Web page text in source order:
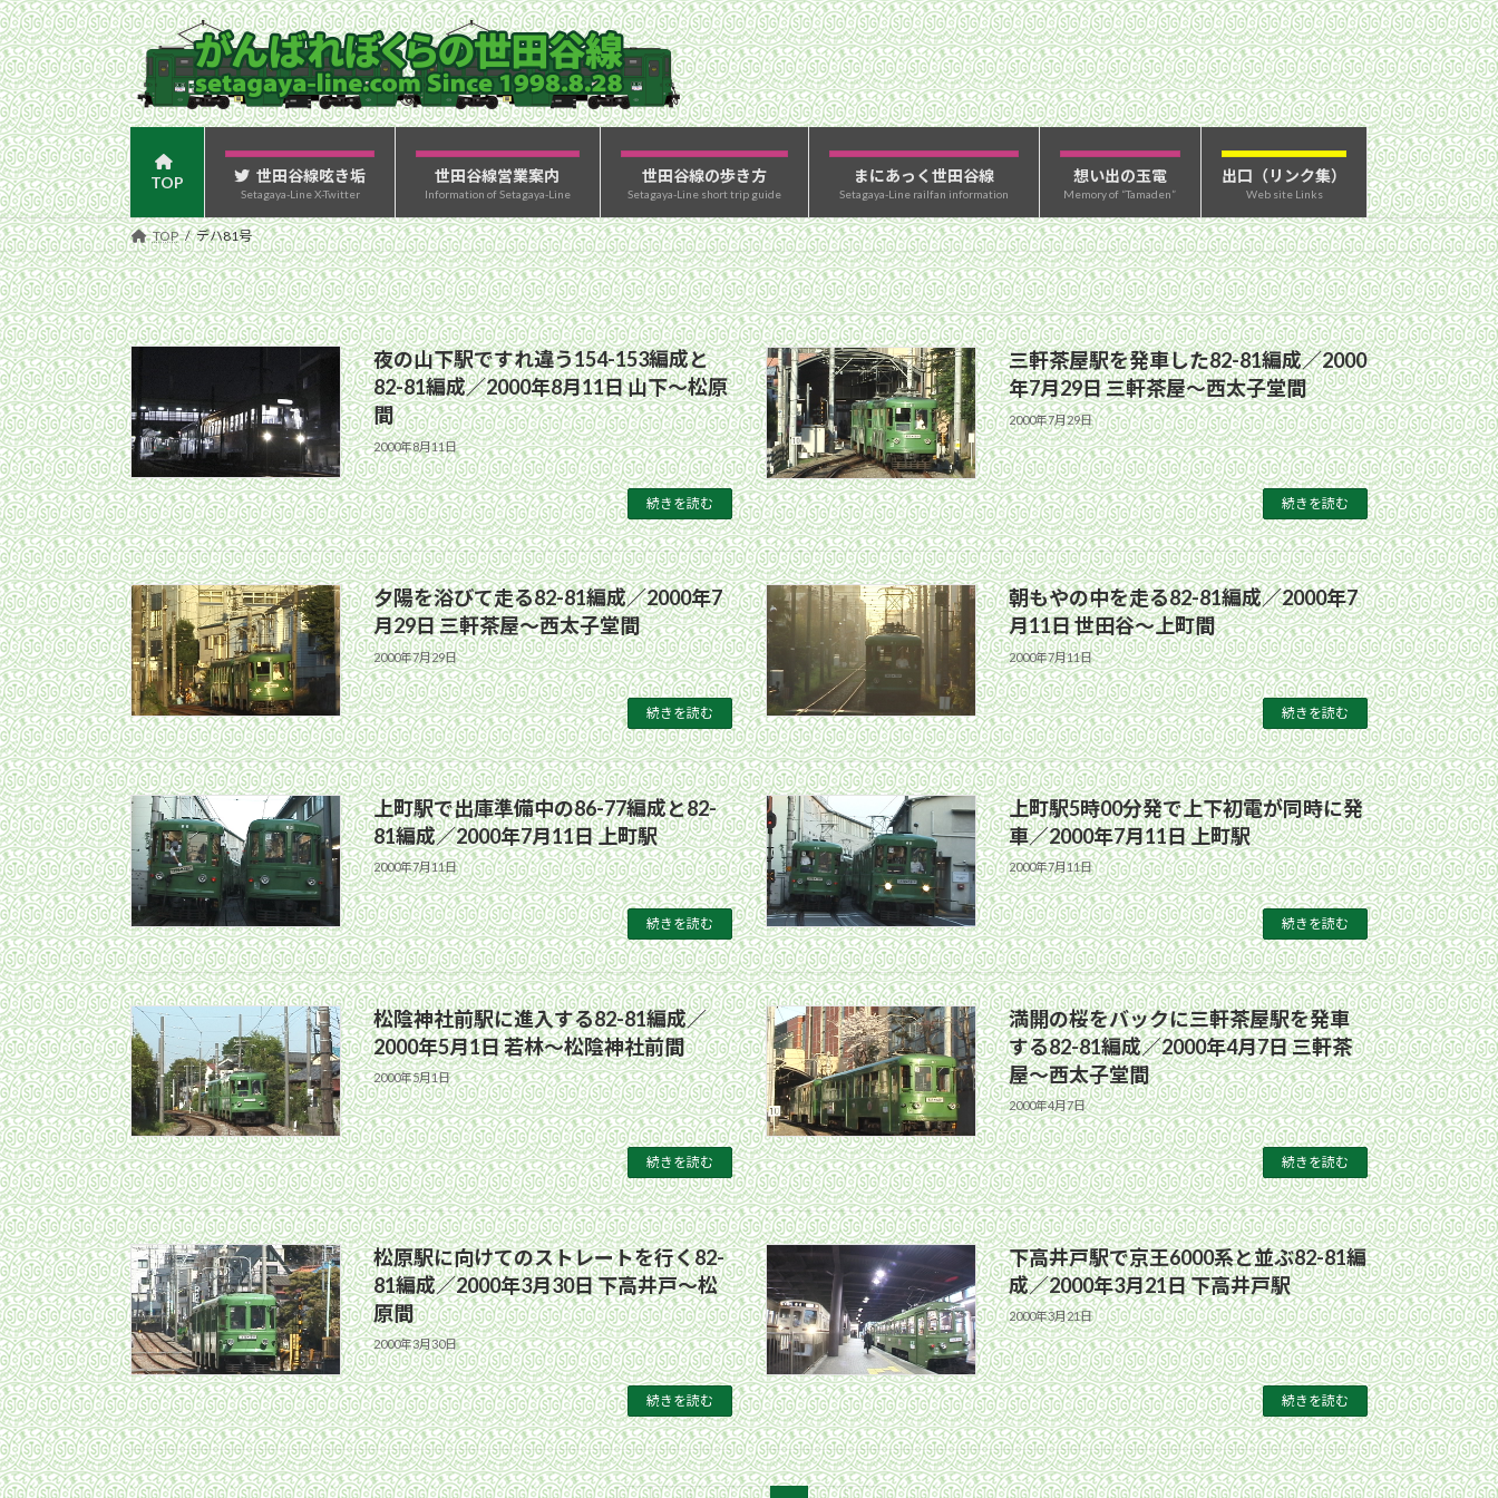
コ
ン
テ
ン
ツ
へ
ス
キ
ッ
プ
ナ
ビ
ゲ
ー
シ
ョ
ン
に
移
動
TOP 世田谷線呟き垢
Setagaya-Line X-Twitter
世田谷線営業案内
Information of Setagaya-Line
世田谷線の歩き方
Setagaya-Line short trip guide
まにあっく世田谷線
Setagaya-Line railfan information
想い出の玉電
Memory of “Tamaden”
出口（リンク集）
Web site Links
TOP デハ81号
夜の山下駅ですれ違う154-153編成と
82-81編成／2000年8月11日 山下〜松原
間
2000年8月11日
続きを読む
三軒茶屋駅を発車した82-81編成／2000
年7月29日 三軒茶屋〜西太子堂間
2000年7月29日
続きを読む
夕陽を浴びて走る82-81編成／2000年7
月29日 三軒茶屋〜西太子堂間
2000年7月29日
続きを読む
朝もやの中を走る82-81編成／2000年7
月11日 世田谷〜上町間
2000年7月11日
続きを読む
上町駅で出庫準備中の86-77編成と82-
81編成／2000年7月11日 上町駅
2000年7月11日
続きを読む
上町駅5時00分発で上下初電が同時に発
車／2000年7月11日 上町駅
2000年7月11日
続きを読む
松陰神社前駅に進入する82-81編成／
2000年5月1日 若林〜松陰神社前間
2000年5月1日
続きを読む
満開の桜をバックに三軒茶屋駅を発車
する82-81編成／2000年4月7日 三軒茶
屋〜西太子堂間
2000年4月7日
続きを読む
松原駅に向けてのストレートを行く82-
81編成／2000年3月30日 下高井戸〜松
原間
2000年3月30日
続きを読む
下高井戸駅で京王6000系と並ぶ82-81編
成／2000年3月21日 下高井戸駅
2000年3月21日
続きを読む